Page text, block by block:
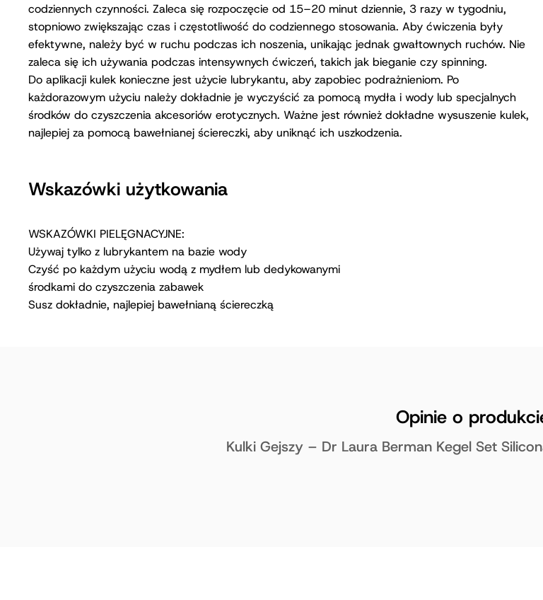
codziennych czynności. Zaleca się rozpoczęcie od 15–20 minut dziennie, 3 razy w tygodniu,
stopniowo zwiększając czas i częstotliwość do codziennego stosowania. Aby ćwiczenia były
efektywne, należy być w ruchu podczas ich noszenia, unikając jednak gwałtownych ruchów. Nie
zaleca się ich używania podczas intensywnych ćwiczeń, takich jak bieganie czy spinning.
Do aplikacji kulek konieczne jest użycie lubrykantu, aby zapobiec podrażnieniom. Po
każdorazowym użyciu należy dokładnie je wyczyścić za pomocą mydła i wody lub specjalnych
środków do czyszczenia akcesoriów erotycznych. Ważne jest również dokładne wysuszenie kulek,
najlepiej za pomocą bawełnianej ściereczki, aby uniknąć ich uszkodzenia.
Wskazówki użytkowania
WSKAZÓWKI PIELĘGNACYJNE:
Używaj tylko z lubrykantem na bazie wody
Czyść po każdym użyciu wodą z mydłem lub dedykowanymi
środkami do czyszczenia zabawek
Susz dokładnie, najlepiej bawełnianą ściereczką
Opinie o
Kulki Gejszy – Dr Laura Berman Kegel Set